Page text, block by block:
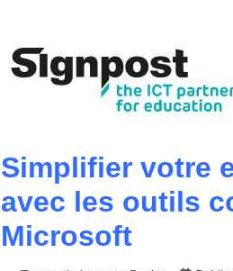
Simplifier votre
avec les outils
Microsoft